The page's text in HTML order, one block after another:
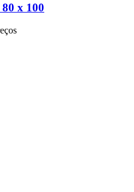
x 100